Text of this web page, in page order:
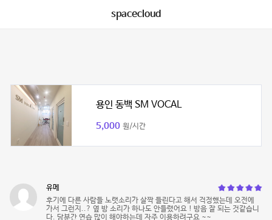
spacecloud
용인 동백 SM VOCAL
5,000 원/시간
유메
후기에 다른 사람들 노랫소리가 살짝 들린다고 해서 걱정했는데 오전에
가서 그런지..? 옆 방 소리가 하나도 안들렸어요 ! 방음 잘 되는 것같습니
다. 당분간 연습 많이 해야하는데 자주 이용하려구요 ~~